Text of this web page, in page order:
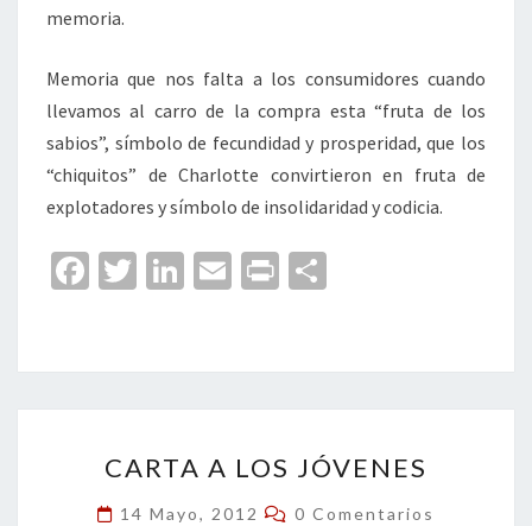
memoria.
Memoria que nos falta a los consumidores cuando
llevamos al carro de la compra esta “fruta de los
sabios”, símbolo de fecundidad y prosperidad, que los
“chiquitos” de Charlotte convirtieron en fruta de
explotadores y símbolo de insolidaridad y codicia.
Fa
o
o
k
T
er
Li
dI
n
E
l
Pr
p
ar
tir
A
LOS
CARTA A LOS JÓVENES
14 Mayo, 2012 Comentarios
0 Comentarios